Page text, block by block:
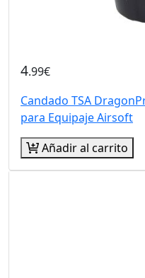
4.99€
Candado TSA
para Equipaje Airsoft
Añadir al carrito